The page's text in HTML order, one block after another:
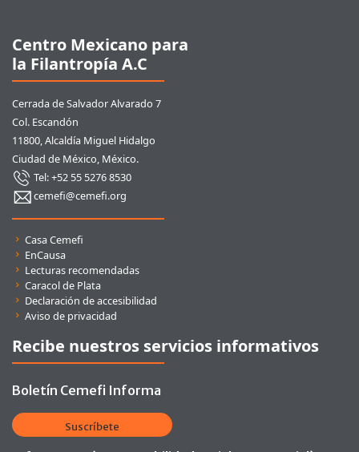
Centro Mexicano para
la Filantropía A.C
Cerrada de Salvador Alvarado 7
Col. Escandón
11800, Alcaldía Miguel Hidalgo
Ciudad de México, México.
Tel: +52 55 5276 8530
cemefi@cemefi.org
Enlaces rápidos
Casa Cemefi
EnCausa
Lecturas recomendadas
Caracol de Plata
Declaración de accesibilidad
Aviso de privacidad
Recibe nuestros servicios informativos
Boletín Cemefi Informa
Suscríbete